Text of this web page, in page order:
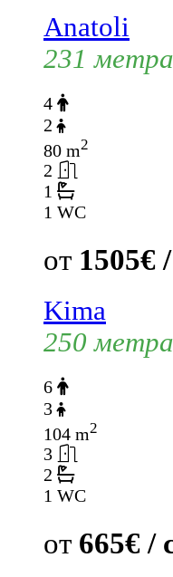
Anatoli
231
4
2
80 m2
2
1
1 WC
от 1505€
Kima
250
6
3
104 m2
3
2
1 WC
от 665€ /